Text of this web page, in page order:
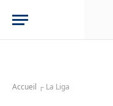
Accueil ┌ La Liga